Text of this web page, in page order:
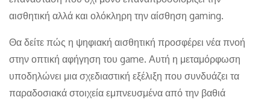
αισθητική αλλά και ολόκληρη την αίσθηση gaming.
Θα δείτε πώς η ψηφιακή αισθητική προσφέρει νέα πνοή
στην οπτική αφήγηση του game. Αυτή η μεταμόρφωση
υποδηλώνει μια σχεδιαστική εξέλιξη που συνδυάζει τα
παραδοσιακά στοιχεία εμπνευσμένα από την βαθιά